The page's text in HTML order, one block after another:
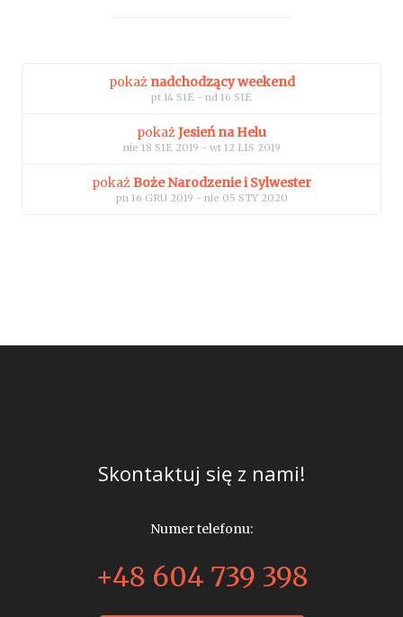
pokaż nadchodzący weekend
pt 14 SIE - nd 16 SIE
pokażJesień na Helu
nie 18 SIE 2019 - wt 12 LIS 2019
pokażBoże Narodzenie i Sylwester
pn 16 GRU 2019 - nie 05 STY 2020
Skontaktuj się z nami!
Numer telefonu:
+48 604 739 398